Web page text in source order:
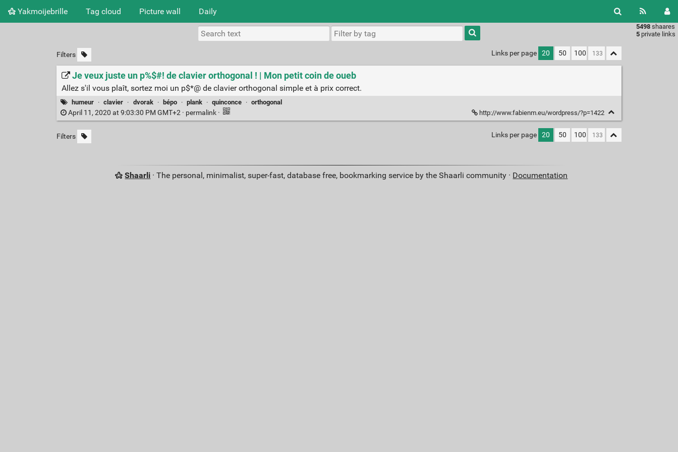
Yakmoijebrille Tag cloud Picture wall Daily
5498 shaares
5 private links
Type 1 or
more
characters
results.
Filters Links per page 20 50 100
Je veux juste un p%$#! de clavier orthogonal ! | Mon petit coin de oueb
Allez s'il vous plaît, sortez moi un p$*@ de clavier orthogonal simple et à prix correct.
humeur · clavier · dvorak · bépo · plank · quinconce · orthogonal
April 11, 2020 at 9:03:30 PM GMT+2 · permalink · http://www.fabienm.eu/wordpress/?p=1422
Filters Links per page 20 50 100
Shaarli · The personal, minimalist, super-fast, database free, bookmarking service by the Shaarli community · Documentation